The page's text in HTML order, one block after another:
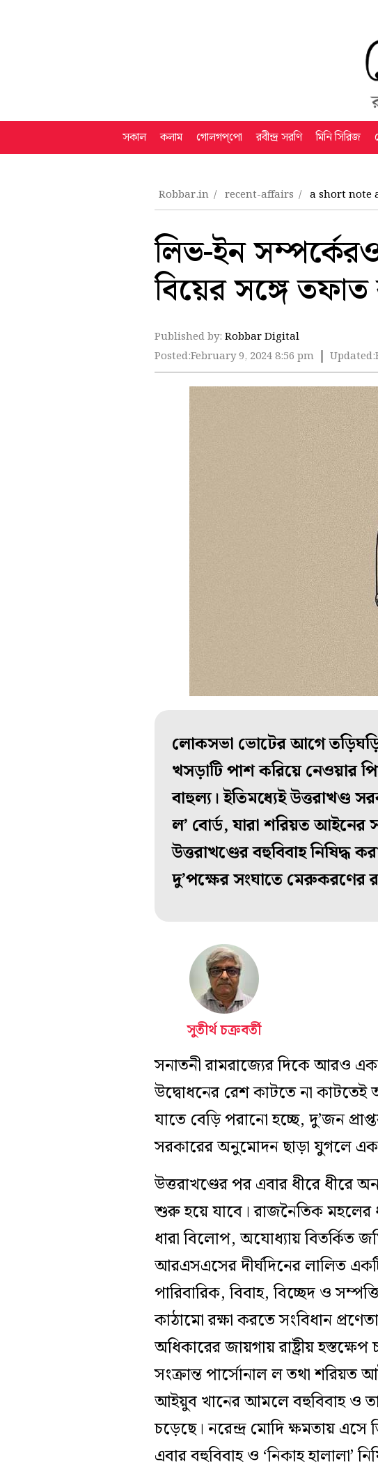
সকাল কলাম গোলগপ্‌পো রবীন্দ্র সরণি মিনি সিরিজ
Robbar.in recent-affairs a short note
লিভ-ইন
বিয়ের সঙ্গে
Published by: Robbar Digital
Posted:February 9, 2024 8:56 pm Updated:
লোকসভা ভোটের আগে তড়িঘড়ি
খসড়াটি পাশ করিয়ে নেওয়ার
বাহুল্য। ইতিমধ্যেই উত্তরাখণ্ড
ল’ বোর্ড, যারা শরিয়ত
উত্তরাখণ্ডের বহুবিবাহ নিষিদ্ধ
দু’পক্ষের সংঘাতে মেরুকরণের
সুতীর্থ চক্রবর্তী
সনাতনী রামরাজ্যের দিকে আরও
উদ্বোধনের রেশ কাটতে না কাটতেই
যাতে বেড়ি পরানো হচ্ছে, দু’জন
সরকারের অনুমোদন ছাড়া যুগলে
উত্তরাখণ্ডের পর এবার ধীরে ধীরে
শুরু হয়ে যাবে। রাজনৈতিক মহলের
ধারা বিলোপ, অযোধ্যায় বিতর্কিত
আরএসএসের দীর্ঘদিনের লালিত
পারিবারিক, বিবাহ, বিচ্ছেদ ও
কাঠামো রক্ষা করতে সংবিধান
অধিকারের জায়গায় রাষ্ট্রীয়
সংক্রান্ত পার্সোনাল ল তথা
আইয়ুব খানের আমলে বহুবিবাহ ও
চড়েছে। নরেন্দ্র মোদি ক্ষমতায় এসে
এবার বহুবিবাহ ও ‘নিকাহ হালালা’